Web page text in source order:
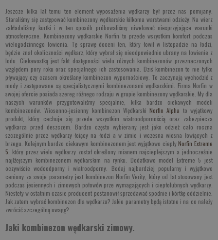
Jeszcze kilka lat temu ten element wyposażenia wędkarzy był przez nas pomijany.
Staraliśmy się zastępować kombinezony wędkarskie kilkoma warstwami odzieży. Na wierz
zakładaliśmy kurtki i w ten sposób próbowaliśmy niwelować niesprzyjające warunki
atmosferyczne. Kombinezony wędkarskie Norfin to przede wszystkim komfort podczas
wielogodzinnego łowienia. Tę sprawę doceni ten, który łowił w listopadzie na łodzi,
będzie znał okoliczności wędkarz, który wybrał się nieodpowiednio ubrany na łowienie z
lodu. Ciekawostką jest fakt dostępności wielu różnych kombinezonów przeznaczonych
względem pory roku oraz specjalnego ich zastosowania. Dziś kombinezon to nie tylko
pływający czy czasem określany kombinezon wypornościowy. Te zaczynają wychodzić z
mody i zastępowane są specjalistycznymi kombinezonami wędkarskimi. Firma Norfin w
swojej ofercie posiada szereg różnego rodzaju w grupie kombinezony wędkarskie. My dla
naszych warunków przygotowaliśmy specjalnie, kilka bardzo ciekawych modeli
kombinezonów. Wiosenno-jesienny kombinezon Wędkarski Norfin Alpha to wyjątkowy
produkt, który cechuje się przede wszystkim wiatroodpornością oraz zabezpiecza
wędkarza przed deszczem. Bardzo często wybierany jest jako odzież cało roczna
szczególnie przez wędkarzy łoiący na łodzi a w zimie i wczesna wiosna łowiących z
brzegu. Kolejnym bardzo ciekawym kombinezonem jest wyjątkowo ciepły Norfin Extreme
5 , który przez wielu wędkarzy został określony mianem najcieplejszym a jednocześnie
najlżejszym kombinezonem wędkarskim na rynku. Dodatkowo model Extreme 5 jest
oczywiście wodoodporny i wiatroodporny. Bodaj najbardziej popularny i wyjątkowo
ceniony za swoje parametry jest kombinezon Norfin Verity, który od lat stosowany jest
podczas jesiennych i zimowych połowów prze wymagających i ciepłolubnych wędkarzy.
Niestety w ostatnim czasie producent postanowił sprzedawać spodnie i kórtkę oddzielnie.
Jak zatem wybrać kombinezon dla wędkarza? Jakie parametry będą istotne i na co należy
zwrócić szczególną uwagę?
Jaki kombinezon wędkarski zimowy.